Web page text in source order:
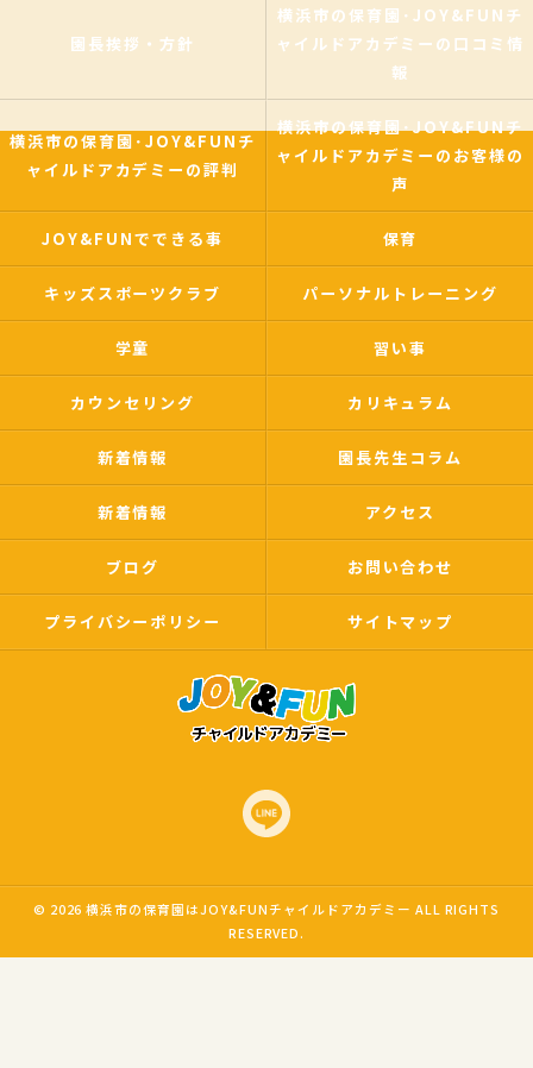
園長挨拶・方針
横浜市の保育園･JOY&FUNチ
ャイルドアカデミーの口コミ情
報
横浜市の保育園･JOY&FUNチ
ャイルドアカデミーの評判
横浜市の保育園･JOY&FUNチ
ャイルドアカデミーのお客様の
声
JOY&FUNでできる事 保育
キッズスポーツクラブ パーソナルトレーニング
学童 習い事
カウンセリング カリキュラム
新着情報 園長先生コラム
新着情報 アクセス
ブログ お問い合わせ
プライバシーポリシー サイトマップ
© 2026 横浜市の保育園はJOY&FUNチャイルドアカデミー ALL RIGHTS
RESERVED.